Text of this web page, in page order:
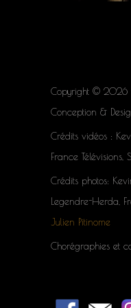
Copyright © 2026 -
Conception &
Crédits vidéos :
France Télévisions,
Crédits photos:
Legendre-Herda,
Julien Pitinome
Chorégraphies et